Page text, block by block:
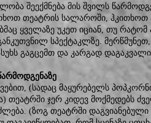
შეექმნება მის შვილს
თეატრის სალაროში, ჰკითხოთ
ყველაზე უკეთ იციან, თუ რატომ
სპექტაკლზე.
გაგცემთ და კარგად
(სადაც მაყურებელს
თეატრში ჯერ კიდევ მოქმედებს
(ზოგ თეატრში